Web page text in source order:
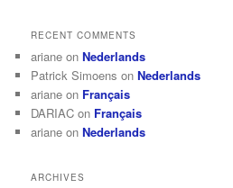
RECENT COMMENTS
ariane onNederlands
Patrick Simoens onNederlands
ariane on Français
DARIAC on Français
ariane onNederlands
ARCHIVES